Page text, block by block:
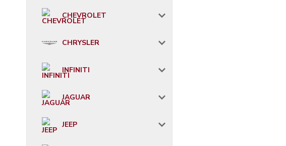
CHEVROLET
CHRYSLER
INFINITI
JAGUAR
JEEP